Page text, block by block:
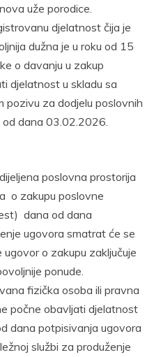
uže porodice.
djelatnost čija je
dužna je u roku od 15
o davanju u zakup
djelatnost u skladu sa
pozivu za dodjelu poslovnih
dana 03.02.2026.
poslovna prostorija
o zakupu poslovne
dana od dana
ugovora smatrat će se
o zakupu zaključuje
ponude.
fizička osoba ili pravna
počne obavljati djelatnost
dana potpisivanja ugovora
službi za produženje